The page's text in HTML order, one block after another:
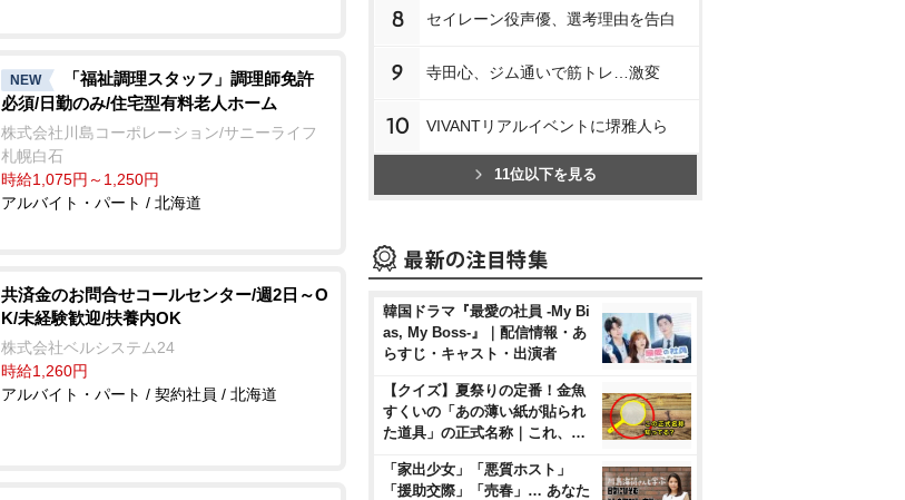
NEW
「福祉調理スタッフ」調理師免許
必須/日勤のみ/住宅型有料老人ホーム
株式会社川島コーポレーション/サニーライフ
札幌白石
時給1,075円～1,250円
アルバイト・パート / 北海道
共済金のお問合せコールセンター/週2日～O
K/未経験歓迎/扶養内OK
株式会社ベルシステム24
時給1,260円
アルバイト・パート / 契約社員 / 北海道
8 セイレーン役声優、選考理由を告白
9 寺田心、ジム通いで筋トレ…激変
10 VIVANTリアルイベントに堺雅人ら
11位以下を見る
韓国ドラマ『最愛の社員 -My Bi
as, My Boss-』｜配信情報・あ
らすじ・キャスト・出演者
【クイズ】夏祭りの定番！金魚
すくいの「あの薄い紙が貼られ
た道具」の正式名称｜これ、…
「家出少女」「悪質ホスト」
「援助交際」「売春」… あなた